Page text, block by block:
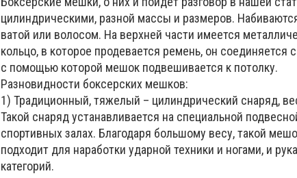
цилиндрическими, разной массы и размеров.
ватой или волосом. На верхней части имеется
кольцо, в которое продевается ремень, он соединяется
с помощью которой мешок подвешивается к потолку.
Разновидности боксерских мешков:
1) Традиционный, тяжелый – цилиндрический снаряд,
Такой снаряд устанавливается на специальной
спортивных залах. Благодаря большому весу, такой
подходит для наработки ударной техники и ногами, и
категорий.